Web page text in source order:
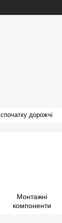
спочатку дорожчі
Монтажні
компоненти